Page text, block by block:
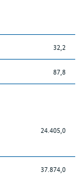
32,2
87,8
24.405,0
37.874,0